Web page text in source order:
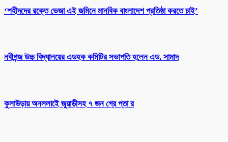
‘শহীদদের রক্তে ভেজা এই জমিনে মানবিক বাংলাদেশ প্রতিষ্ঠা করতে চাই’
নবীগন্জ উচ্চ বিদ্যালয়ের এডহক কমিটির সভাপতি হলেন এড. সামাদ
কুলাউড়ায় অনললাইে জুয়াড়ীসহ ৭ জন গ্রে প্তা র